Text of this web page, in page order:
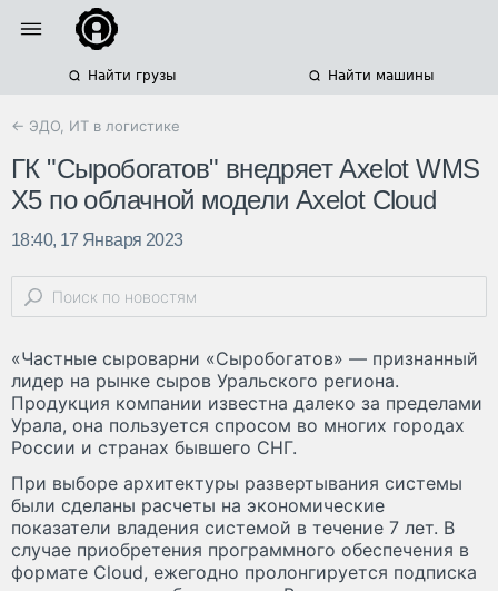
Найти грузы Найти машины
← ЭДО, ИТ в логистике
ГК "Сыробогатов" внедряет Axelot WMS
X5 по облачной модели Axelot Cloud
18:40, 17 Января 2023
«Частные сыроварни «Сыробогатов» — признанный
лидер на рынке сыров Уральского региона.
Продукция компании известна далеко за пределами
Урала, она пользуется спросом во многих городах
России и странах бывшего СНГ.
При выборе архитектуры развертывания системы
были сделаны расчеты на экономические
показатели владения системой в течение 7 лет. В
случае приобретения программного обеспечения в
формате Cloud, ежегодно пролонгируется подписка